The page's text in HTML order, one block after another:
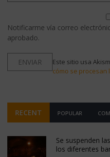
Notificarme vía correo
aprobado.
Este sitio usa
cómo se procesan
RECENT POPULAR
Se suspenden
los diferentes